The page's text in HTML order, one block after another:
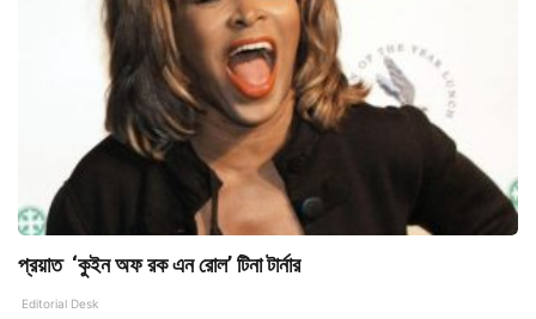
প্রয়াত ‘কুইন অফ রক এন রোল’ টিনা টার্নার
Editorial Desk